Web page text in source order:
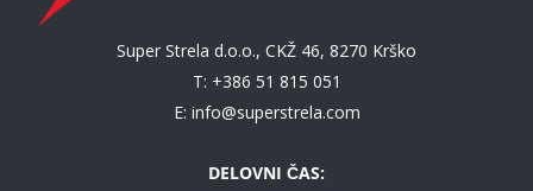
Super Strela d.o.o., CKŽ 46, 8270 Krško
T: +386 51 815 051
E: info@superstrela.com
DELOVNI ČAS: